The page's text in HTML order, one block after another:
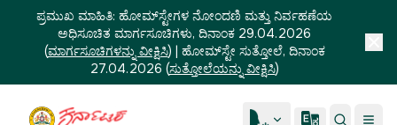
ಪ್ರಮುಖ ಮಾಹಿತಿ: ಹೋಮ್‌ಸ್ಟೇಗಳ ನೋಂದಣಿ ಮತ್ತು ನಿರ್ವಹಣೆಯ
ಅಧಿಸೂಚಿತ ಮಾರ್ಗಸೂಚಿಗಳು, ದಿನಾಂಕ 29.04.2026
(ಮಾರ್ಗಸೂಚಿಗಳನ್ನು ವೀಕ್ಷಿಸಿ) | ಹೋಮ್‌ಸ್ಟೇ ಸುತ್ತೋಲೆ, ದಿನಾಂಕ
27.04.2026 (ಸುತ್ತೋಲೆಯನ್ನು ವೀಕ್ಷಿಸಿ)